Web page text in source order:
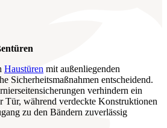
Haustüren mit außenliegenden
Sicherheitsmaßnahmen entscheidend.
verhindern ein
Tür, während verdeckte Konstruktionen
zu den Bändern zuverlässig